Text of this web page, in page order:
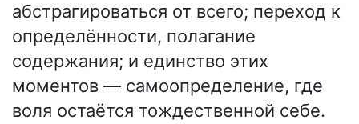
абстрагироваться от всего; переход к
определённости, полагание
содержания; и единство этих
моментов — самоопределение, где
воля остаётся тождественной себе.